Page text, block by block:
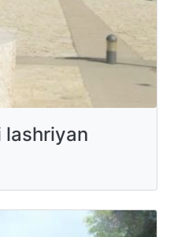
lashriyan